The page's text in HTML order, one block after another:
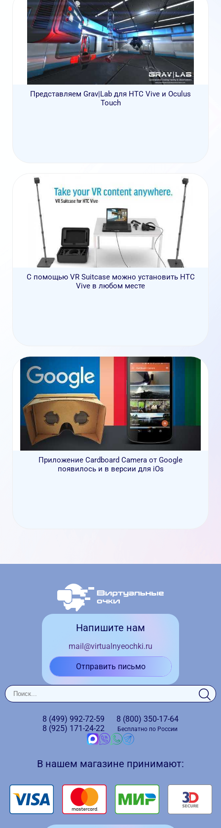
Представляем Grav|Lab для HTC Vive и Oculus
Touch
С помощью VR Suitcase можно установить HTC
Vive в любом месте
Приложение Cardboard Camera от Google
появилось и в версии для iOs
Напишите нам
mail@virtualnyeochki.ru
Отправить письмо
8 (499) 992-72-59
8 (925) 171-24-22
8 (800) 350-17-64
Бесплатно по России
В нашем магазине принимают: